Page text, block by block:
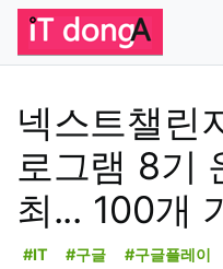
넥스트챌린
로그램 8기
최... 100개
#IT #구글 #구글플레이